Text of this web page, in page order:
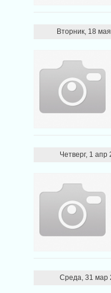
Вторник, 18
Четверг, 1 апр
Среда, 31 мар